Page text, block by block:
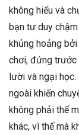
không hiểu và
bạn tư duy
khủng hoảng
chơi, đứng trước
lười và ngại
ngoài khiến
không phải thế
khác, vì thế mà